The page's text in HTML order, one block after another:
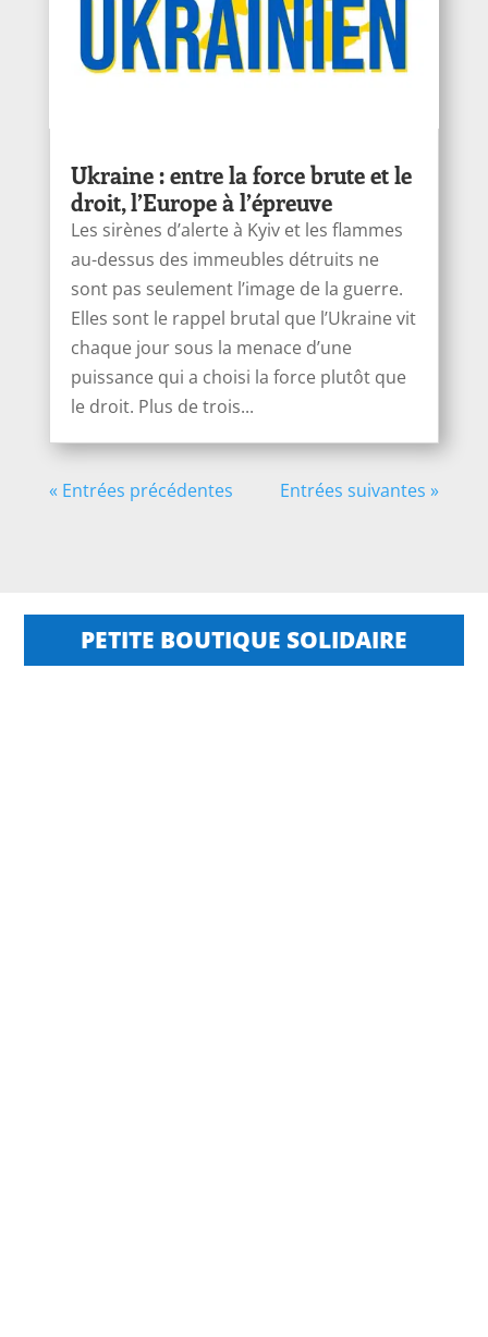
Ukraine : entre la force brute et le
droit, l’Europe à l’épreuve
Les sirènes d’alerte à Kyiv et les flammes
au-dessus des immeubles détruits ne
sont pas seulement l’image de la guerre.
Elles sont le rappel brutal que l’Ukraine vit
chaque jour sous la menace d’une
puissance qui a choisi la force plutôt que
le droit. Plus de trois...
« Entrées précédentes Entrées suivantes »
PETITE BOUTIQUE SOLIDAIRE